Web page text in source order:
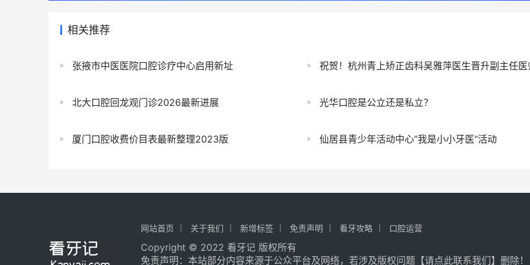
相关推荐
张掖市中医医院口腔诊疗中心启用新址 祝贺！杭州青上矫正齿科吴雅萍医生晋升副主任医
北大口腔回龙观门诊2026最新进展 光华口腔是公立还是私立？
厦门口腔收费价目表最新整理2023版 仙居县青少年活动中心”我是小小牙医“活动
网站首页 关于我们 新增标签 免责声明 看牙攻略 口腔运营
Copyright © 2022 看牙记 版权所有
免责声明：本站部分内容来源于公众平台及网络，若涉及版权问题【请点此联系我们】 删除！